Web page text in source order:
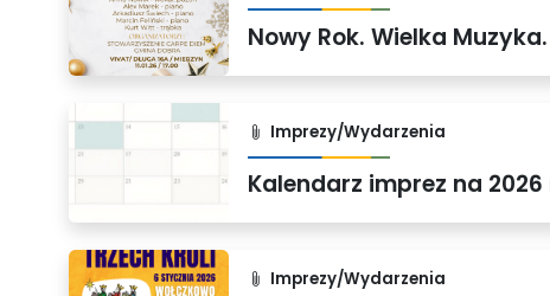
Nowy Rok. Wielka
Imprezy/Wydarzenia
Kalendarz imprez na 2026
Imprezy/Wydarzenia